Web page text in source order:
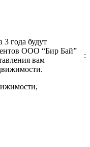
года будут
ООО “Бир Бай”
вам
: